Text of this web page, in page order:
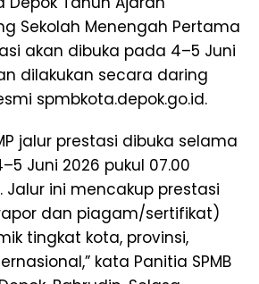
Sekolah Menengah Pertama
akan dibuka pada 4–5 Juni
dilakukan secara daring
spmbkota.depok.go.id.
jalur prestasi dibuka selama
Juni 2026 pukul 07.00
Jalur ini mencakup prestasi
dan piagam/sertifikat)
tingkat kota, provinsi,
kata Panitia SPMB